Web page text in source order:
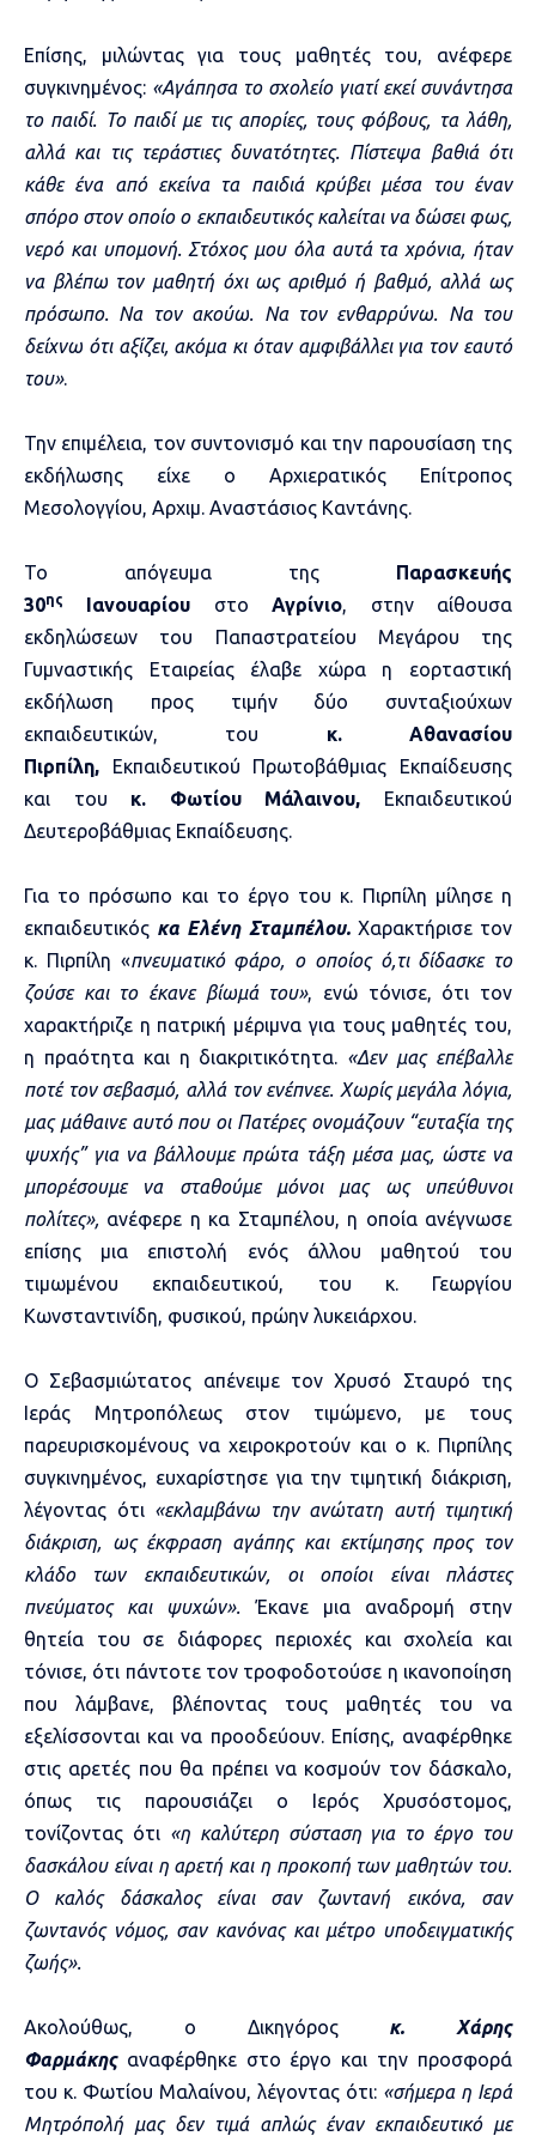
Επίσης, μιλώντας για τους μαθητές του, ανέφερε
συγκινημένος: «Αγάπησα το σχολείο γιατί εκεί συνάντησα
το παιδί. Το παιδί με τις απορίες, τους φόβους, τα λάθη,
αλλά και τις τεράστιες δυνατότητες. Πίστεψα βαθιά ότι
κάθε ένα από εκείνα τα παιδιά κρύβει μέσα του έναν
σπόρο στον οποίο ο εκπαιδευτικός καλείται να δώσει φως,
νερό και υπομονή. Στόχος μου όλα αυτά τα χρόνια, ήταν
να βλέπω τον μαθητή όχι ως αριθμό ή βαθμό, αλλά ως
πρόσωπο. Να τον ακούω. Να τον ενθαρρύνω. Να του
δείχνω ότι αξίζει, ακόμα κι όταν αμφιβάλλει για τον εαυτό
του».
Την επιμέλεια, τον συντονισμό και την παρουσίαση της
εκδήλωσης είχε ο Αρχιερατικός Επίτροπος
Μεσολογγίου, Αρχιμ. Αναστάσιος Καντάνης.
Το απόγευμα της Παρασκευής
30ης Ιανουαρίου στο Αγρίνιο , στην αίθουσα
εκδηλώσεων του Παπαστρατείου Μεγάρου της
Γυμναστικής Εταιρείας έλαβε χώρα η εορταστική
εκδήλωση προς τιμήν δύο συνταξιούχων
εκπαιδευτικών, του κ. Αθανασίου
Πιρπίλη, Εκπαιδευτικού Πρωτοβάθμιας Εκπαίδευσης
και του κ. Φωτίου Μάλαινου, Εκπαιδευτικού
Δευτεροβάθμιας Εκπαίδευσης.
Για το πρόσωπο και το έργο του κ. Πιρπίλη μίλησε η
εκπαιδευτικός κα Ελένη Σταμπέλου. Χαρακτήρισε τον
κ. Πιρπίλη «πνευματικό φάρο, ο οποίος ό,τι δίδασκε το
ζούσε και το έκανε βίωμά του», ενώ τόνισε, ότι τον
χαρακτήριζε η πατρική μέριμνα για τους μαθητές του,
η πραότητα και η διακριτικότητα. «Δεν μας επέβαλλε
ποτέ τον σεβασμό, αλλά τον ενέπνεε. Χωρίς μεγάλα λόγια,
μας μάθαινε αυτό που οι Πατέρες ονομάζουν “ευταξία της
ψυχής” για να βάλλουμε πρώτα τάξη μέσα μας, ώστε να
μπορέσουμε να σταθούμε μόνοι μας ως υπεύθυνοι
πολίτες», ανέφερε η κα Σταμπέλου, η οποία ανέγνωσε
επίσης μια επιστολή ενός άλλου μαθητού του
τιμωμένου εκπαιδευτικού, του κ. Γεωργίου
Κωνσταντινίδη, φυσικού, πρώην λυκειάρχου.
Ο Σεβασμιώτατος απένειμε τον Χρυσό Σταυρό της
Ιεράς Μητροπόλεως στον τιμώμενο, με τους
παρευρισκομένους να χειροκροτούν και ο κ. Πιρπίλης
συγκινημένος, ευχαρίστησε για την τιμητική διάκριση,
λέγοντας ότι «εκλαμβάνω την ανώτατη αυτή τιμητική
διάκριση, ως έκφραση αγάπης και εκτίμησης προς τον
κλάδο των εκπαιδευτικών, οι οποίοι είναι πλάστες
πνεύματος και ψυχών».Έκανε μια αναδρομή στην
θητεία του σε διάφορες περιοχές και σχολεία και
τόνισε, ότι πάντοτε τον τροφοδοτούσε η ικανοποίηση
που λάμβανε, βλέποντας τους μαθητές του να
εξελίσσονται και να προοδεύουν. Επίσης, αναφέρθηκε
στις αρετές που θα πρέπει να κοσμούν τον δάσκαλο,
όπως τις παρουσιάζει ο Ιερός Χρυσόστομος,
τονίζοντας ότι «η καλύτερη σύσταση για το έργο του
δασκάλου είναι η αρετή και η προκοπή των μαθητών του.
Ο καλός δάσκαλος είναι σαν ζωντανή εικόνα, σαν
ζωντανός νόμος, σαν κανόνας και μέτρο υποδειγματικής
ζωής».
Ακολούθως, ο Δικηγόρος κ. Χάρης
Φαρμάκηςαναφέρθηκε στο έργο και την προσφορά
του κ. Φωτίου Μαλαίνου, λέγοντας ότι: «σήμερα η Ιερά
Μητρόπολή μας δεν τιμά απλώς έναν εκπαιδευτικό με